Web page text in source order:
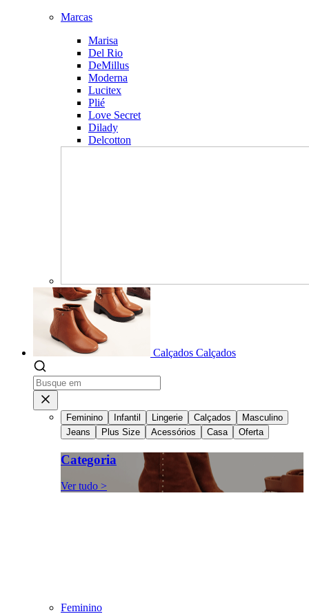
Marcas
Marisa
Del Rio
DeMillus
Moderna
Lucitex
Plié
Love Secret
Dilady
Delcotton
Calçados Calçados
Feminino Infantil Lingerie Calçados
Masculino
Jeans
Plus Size Acessórios Casa Oferta
Categoria
Ver tudo >
Feminino